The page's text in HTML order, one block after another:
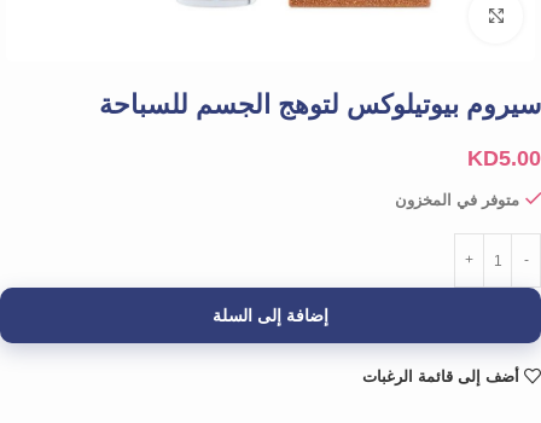
سيروم بيوتيلوكس لتوهج الجسم للسباحة
KD5.00
متوفر في المخزون
إضافة إلى السلة
أضف إلى قائمة الرغبات